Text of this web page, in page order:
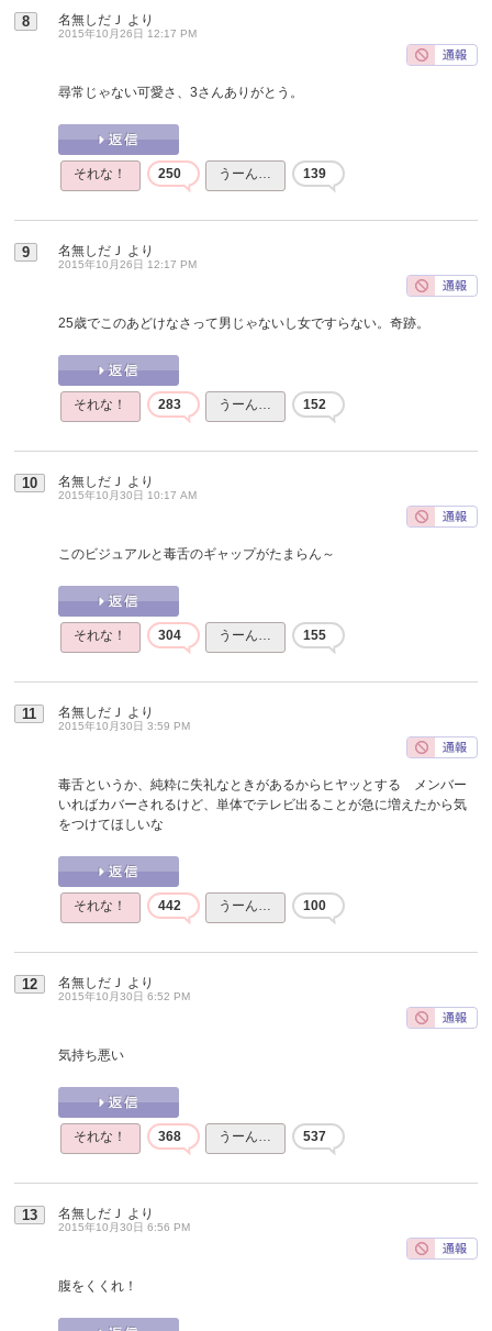
8 名無しだＪ より
2015年10月26日 12:17 PM
尋常じゃない可愛さ、3さんありがとう。
それな！ 250 うーん… 139
9 名無しだＪ より
2015年10月26日 12:17 PM
25歳でこのあどけなさって男じゃないし女ですらない。奇跡。
それな！ 283 うーん… 152
10 名無しだＪ より
2015年10月30日 10:17 AM
このビジュアルと毒舌のギャップがたまらん～
それな！ 304 うーん… 155
11 名無しだＪ より
2015年10月30日 3:59 PM
毒舌というか、純粋に失礼なときがあるからヒヤッとする メンバー
いればカバーされるけど、単体でテレビ出ることが急に増えたから気
をつけてほしいな
それな！ 442 うーん… 100
12 名無しだＪ より
2015年10月30日 6:52 PM
気持ち悪い
それな！ 368 うーん… 537
13 名無しだＪ より
2015年10月30日 6:56 PM
腹をくくれ！